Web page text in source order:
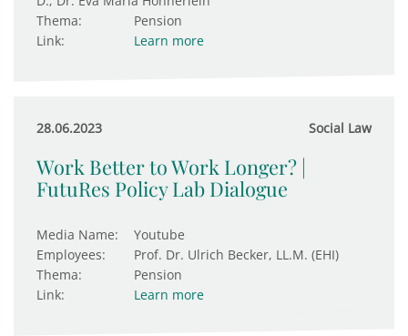
Thema:
Pension
Link:
Learn more
28.06.2023 Social Law
Work Better to Work Longer? |
FutuRes Policy Lab Dialogue
Media Name:
Youtube
Employees:
Prof. Dr. Ulrich Becker, LL.M. (EHI)
Thema:
Pension
Link:
Learn more